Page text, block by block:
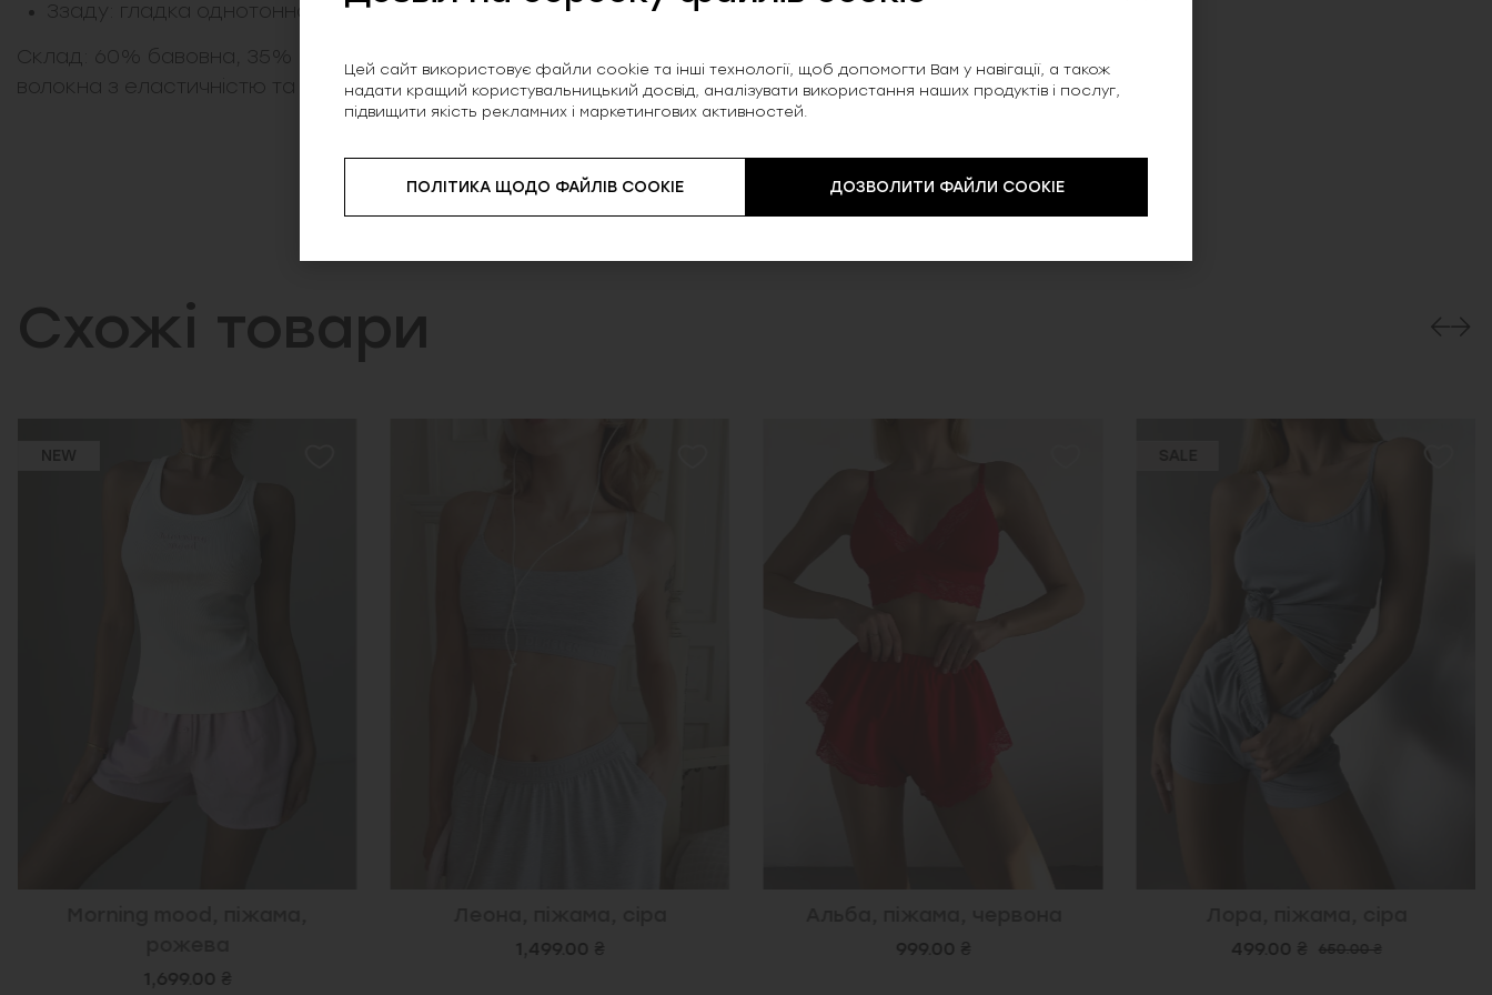
Ззаду: гладка однотонна спинка без декору, що додає моделі лаконічності.
Склад: 60% бавовна, 35% поліестер, 5% еластан — тканина поєднує м’якість натурального
волокна з еластичністю та зносостійкістю.
Схожі товари
NEW
1,699.00 ₴
1,499.00 ₴ 999.00 ₴ 499.00 ₴ 650.00 ₴
Цей сайт використовує файли cookie та інші технології, щоб допомогти Вам у навігації, а також
надати кращий користувальницький досвід, аналізувати використання наших продуктів і послуг,
підвищити якість рекламних і маркетингових активностей.
ПОЛІТИКА ЩОДО ФАЙЛІВ COOKIE ДОЗВОЛИТИ ФАЙЛИ COOKIE